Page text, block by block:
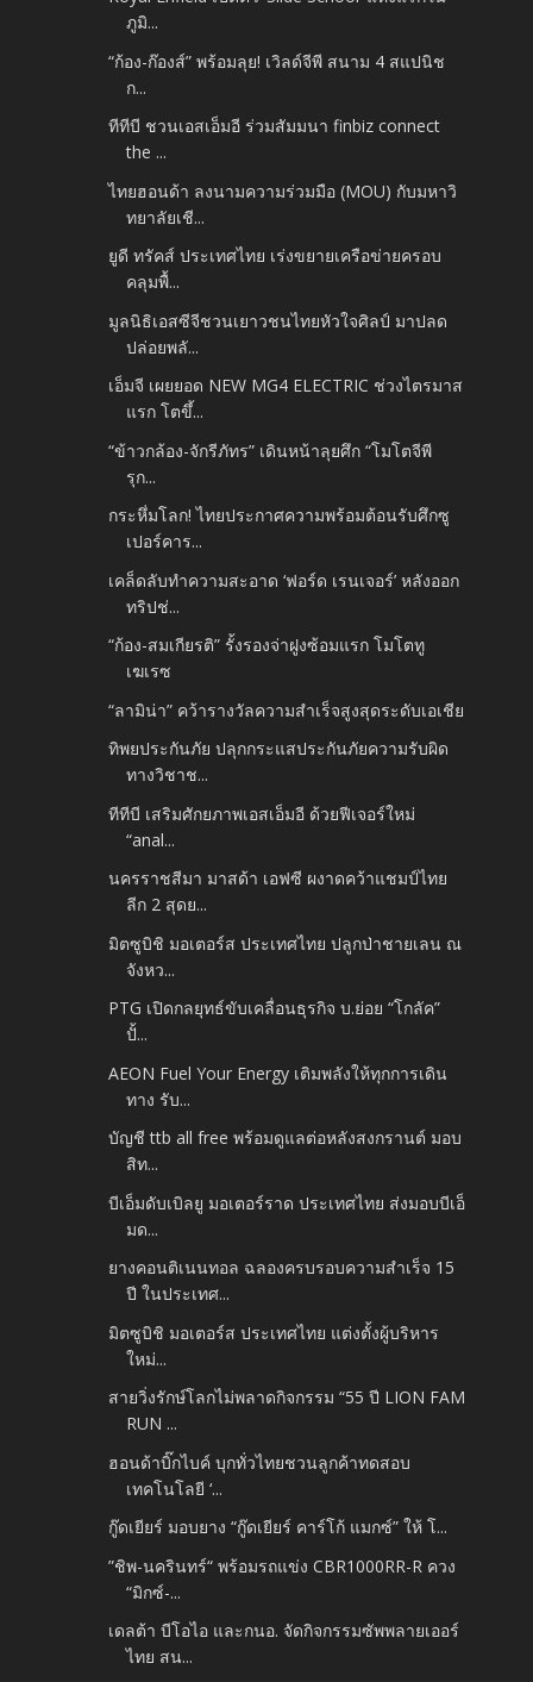
ภูมิ...
“ก้อง-ก๊องส์” พร้อมลุย! เวิลด์จีพี สนาม 4 สแปนิช
ก...
ทีทีบี ชวนเอสเอ็มอี ร่วมสัมมนา finbiz connect
the ...
ไทยฮอนด้า ลงนามความร่วมมือ (MOU) กับมหาวิ
ทยาลัยเชี...
ยูดี ทรัคส์ ประเทศไทย เร่งขยายเครือข่ายครอบ
คลุมพื้...
มูลนิธิเอสซีจีชวนเยาวชนไทยหัวใจศิลป์ มาปลด
ปล่อยพลั...
เอ็มจี เผยยอด NEW MG4 ELECTRIC ช่วงไตรมาส
แรก โตขึ้...
“ข้าวกล้อง-จักรีภัทร” เดินหน้าลุยศึก “โมโตจีพี
รุก...
กระหึ่มโลก! ไทยประกาศความพร้อมต้อนรับศึกซู
เปอร์คาร...
เคล็ดลับทำความสะอาด ‘ฟอร์ด เรนเจอร์’ หลังออก
ทริปช่...
“ก้อง-สมเกียรติ” รั้งรองจ่าฝูงซ้อมแรก โมโตทู
เฆเรซ
“ลามิน่า” คว้ารางวัลความสำเร็จสูงสุดระดับเอเชีย
ทิพยประกันภัย ปลุกกระแสประกันภัยความรับผิด
ทางวิชาช...
ทีทีบี เสริมศักยภาพเอสเอ็มอี ด้วยฟีเจอร์ใหม่
“anal...
นครราชสีมา มาสด้า เอฟซี ผงาดคว้าแชมป์ไทย
ลีก 2 สุดย...
มิตซูบิชิ มอเตอร์ส ประเทศไทย ปลูกป่าชายเลน ณ
จังหว...
PTG เปิดกลยุทธ์ขับเคลื่อนธุรกิจ บ.ย่อย “โกลัค”
ปั้...
AEON Fuel Your Energy เติมพลังให้ทุกการเดิน
ทาง รับ...
บัญชี ttb all free พร้อมดูแลต่อหลังสงกรานต์ มอบ
สิท...
บีเอ็มดับเบิลยู มอเตอร์ราด ประเทศไทย ส่งมอบบีเอ็
มด...
ยางคอนติเนนทอล ฉลองครบรอบความสำเร็จ 15
ปี ในประเทศ...
มิตซูบิชิ มอเตอร์ส ประเทศไทย แต่งตั้งผู้บริหาร
ใหม่...
สายวิ่งรักษ์โลกไม่พลาดกิจกรรม “55 ปี LION FAM
RUN ...
ฮอนด้าบิ๊กไบค์ บุกทั่วไทยชวนลูกค้าทดสอบ
เทคโนโลยี ‘...
กู๊ดเยียร์ มอบยาง “กู๊ดเยียร์ คาร์โก้ แมกซ์” ให้ โ...
”ชิพ-นครินทร์“ พร้อมรถแข่ง CBR1000RR-R ควง
“มิกซ์-...
เดลต้า บีโอไอ และกนอ. จัดกิจกรรมซัพพลายเออร์
ไทย สน...